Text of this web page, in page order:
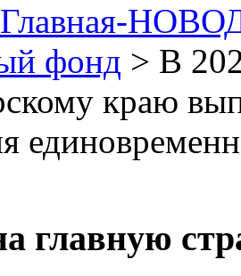
Главная-
фонд > В
краю
главную